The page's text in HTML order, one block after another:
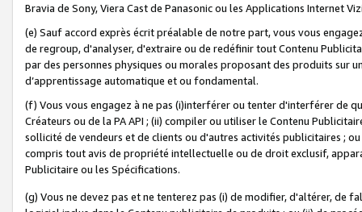
Bravia de Sony, Viera Cast de Panasonic ou les Applications Internet
(e) Sauf accord exprès écrit préalable de notre part, vous vous
de regroup, d'analyser, d'extraire ou de redéfinir tout Contenu
par des personnes physiques ou morales proposant des produits sur
d’apprentissage automatique et ou fondamental.
(f) Vous vous engagez à ne pas (i)interférer ou tenter d'interférer de
Créateurs ou de la PA API ; (ii) compiler ou utiliser le Contenu
sollicité de vendeurs et de clients ou d'autres activités publicitaires ;
compris tout avis de propriété intellectuelle ou de droit exclusif,
Publicitaire ou les Spécifications.
(g) Vous ne devez pas et ne tenterez pas (i) de modifier, d'altérer, de